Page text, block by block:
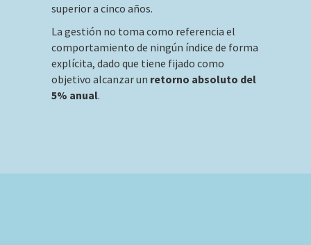
superior a cinco años.
La gestión no toma como referencia el
comportamiento de ningún índice de forma
explícita, dado que tiene fijado como
objetivo alcanzar un retorno absoluto del
5% anual.